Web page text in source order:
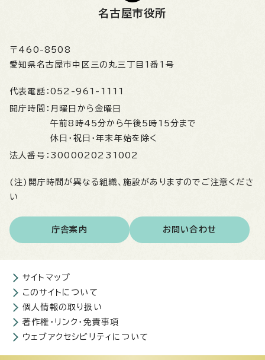
名古屋市役所
〒460-8508
愛知県名古屋市中区三の丸三丁目1番1号
代表電話： 052-961-1111
開庁時間： 月曜日から金曜日
午前8時45分から午後5時15分まで
休日・祝日・年末年始を除く
法人番号： 3000020231002
(注)開庁時間が異なる組織、施設がありますのでご注意くださ
い
庁舎案内 お問い合わせ
サイトマップ
このサイトについて
個人情報の取り扱い
著作権・リンク・免責事項
ウェブアクセシビリティについて